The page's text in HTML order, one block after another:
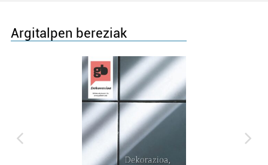
Argitalpen bereziak